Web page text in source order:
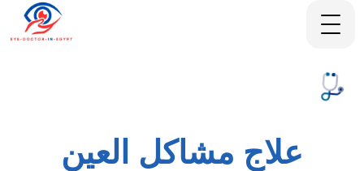
علاج مشاكل العين